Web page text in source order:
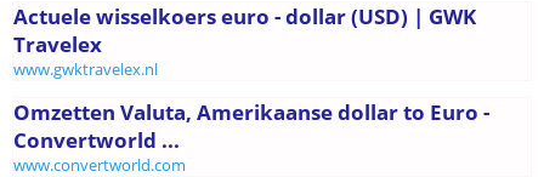
Actuele wisselkoers euro - dollar (USD) | GWK
Travelex
www.gwktravelex.nl
Omzetten Valuta, Amerikaanse dollar to Euro -
Convertworld ...
www.convertworld.com